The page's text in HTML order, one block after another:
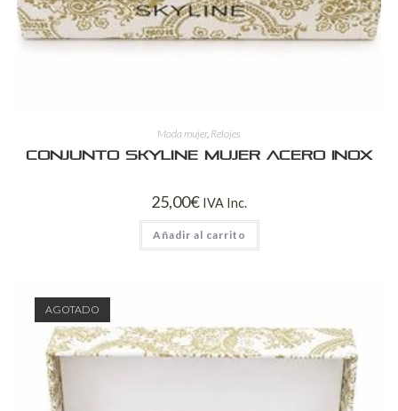
Moda mujer, Relojes
Conjunto Skyline Mujer Acero Inox
25,00€ IVA Inc.
Añadir al carrito
AGOTADO